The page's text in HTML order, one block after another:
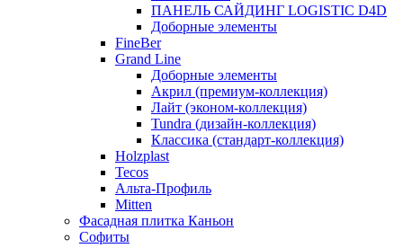
ПАНЕЛЬ САЙДИНГ LOGISTIC D4D
Доборные элементы
FineBer
Grand Line
Доборные элементы
Акрил (премиум-коллекция)
Лайт (эконом-коллекция)
Tundra (дизайн-коллекция)
Классика (стандарт-коллекция)
Holzplast
Tecos
Альта-Профиль
Mitten
Фасадная плитка Каньон
Софиты